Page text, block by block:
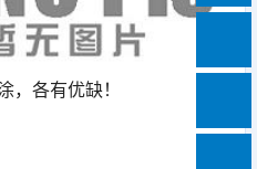
，各有优缺！